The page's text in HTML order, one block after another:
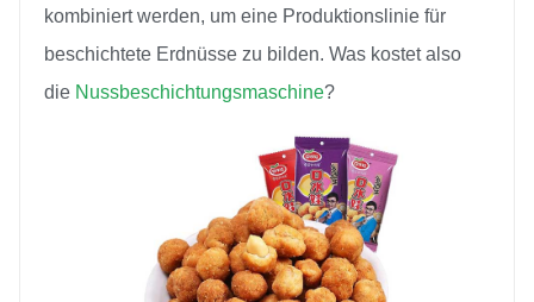
kombiniert werden, um eine Produktionslinie für
beschichtete Erdnüsse zu bilden. Was kostet also
die Nussbeschichtungsmaschine?